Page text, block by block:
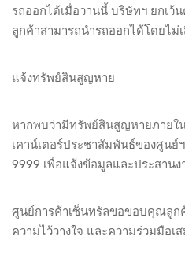
รถออกได้เมื่อวานนี้ บริษัทฯ ยกเ
ลูกค้าสามารถนำรถออกได้โดยไม่
แจ้งทรัพย์สินสูญหาย
หากพบว่ามีทรัพย์สินสูญหายภายใ
เคาน์เตอร์ประชาสัมพันธ์ของศูนย์
9999 เพื่อแจ้งข้อมูลและประสานง
ศูนย์การค้าเซ็นทรัลขอขอบคุณลูก
ความไว้วางใจ และความร่วมมือเ